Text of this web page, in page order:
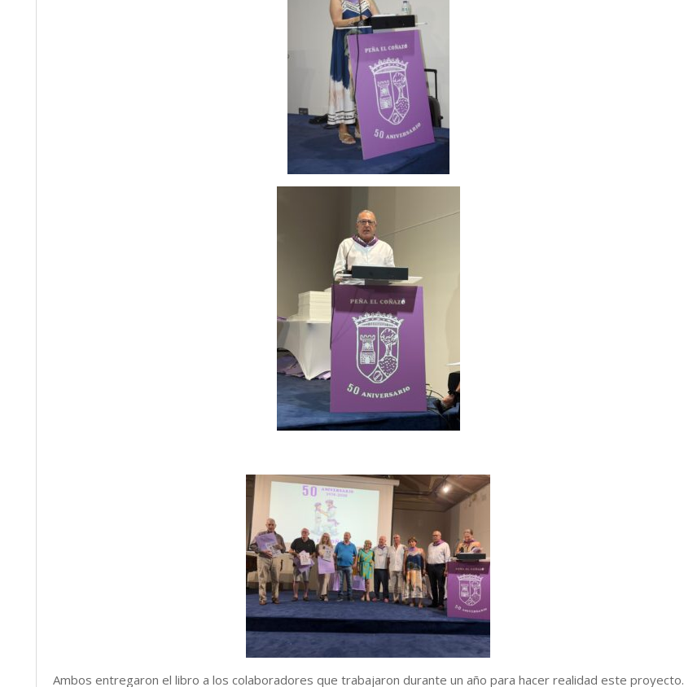
Ambos entregaron el libro a los colaboradores que trabajaron durante un año para hacer realidad este proyecto.